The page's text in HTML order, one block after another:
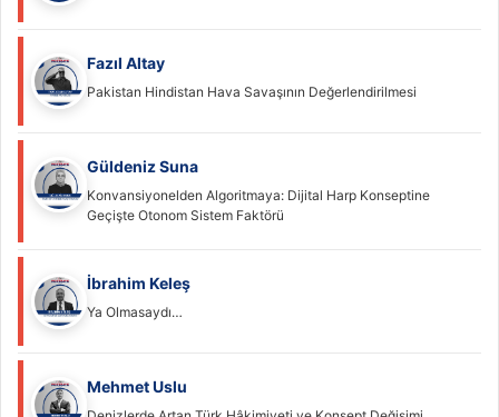
Fazıl Altay
Pakistan Hindistan Hava Savaşının Değerlendirilmesi
Güldeniz Suna
Konvansiyonelden Algoritmaya: Dijital Harp Konseptine
Geçişte Otonom Sistem Faktörü
İbrahim Keleş
Ya Olmasaydı…
Mehmet Uslu